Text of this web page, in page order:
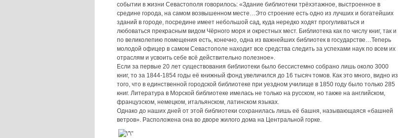
событии в жизни Севастополя говорилось: «Здание библиотеки трёхэтажное, выстроенное в
средине города, на самом возвышенном месте…Это строение есть одно из лучших и богатейших
зданий в городе, посредине имеет небольшой сад, куда нередко ходят прогуливаться и
любоваться прекрасным видом Чёрного моря и окрестных мест. Библиотека как по числу книг, так и
по великолепию помещения есть, конечно, одна из важнейших библиотек в государстве…Теперь
молодой офицер в самом Севастополе находит все средства следить за успехами наук по всем их
отраслям и усвоить себе всё действительно полезное».
Если за первые 20 лет существования библиотеки было бессистемно собрано лишь около 3000
книг, то за 1844-1854 годы её книжный фонд увеличился до 16 тысяч томов. Как это много, видно из
того, что в единственной городской библиотеке при уездном училище в 1850 году было только 285
книг. Литература в Морской библиотеке имелась не только на русском, но также на английском,
французском, немецком, итальянском, латинском языках.
Однако до наших дней от этой библиотеки сохранилась лишь её башня, называющаяся «башней
ветров». Расположена она во дворе жилого дома на Центральной горке.